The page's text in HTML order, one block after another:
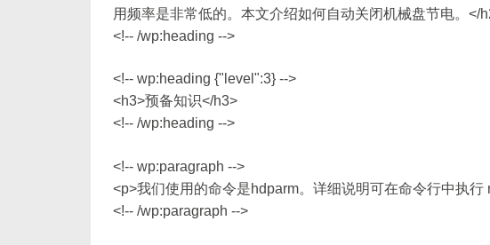
用频率是非常低的。本文介绍如何自动关闭机械盘节电。</
<!-- /wp:heading -->
<!-- wp:heading {"level":3} -->
<h3>预备知识</h3>
<!-- /wp:heading -->
<!-- wp:paragraph -->
<p>我们使用的命令是hdparm。详细说明可在命令行中执行
<!-- /wp:paragraph -->